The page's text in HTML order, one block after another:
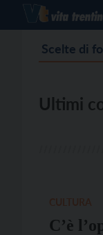
Scelte di
Ultimi
C’è